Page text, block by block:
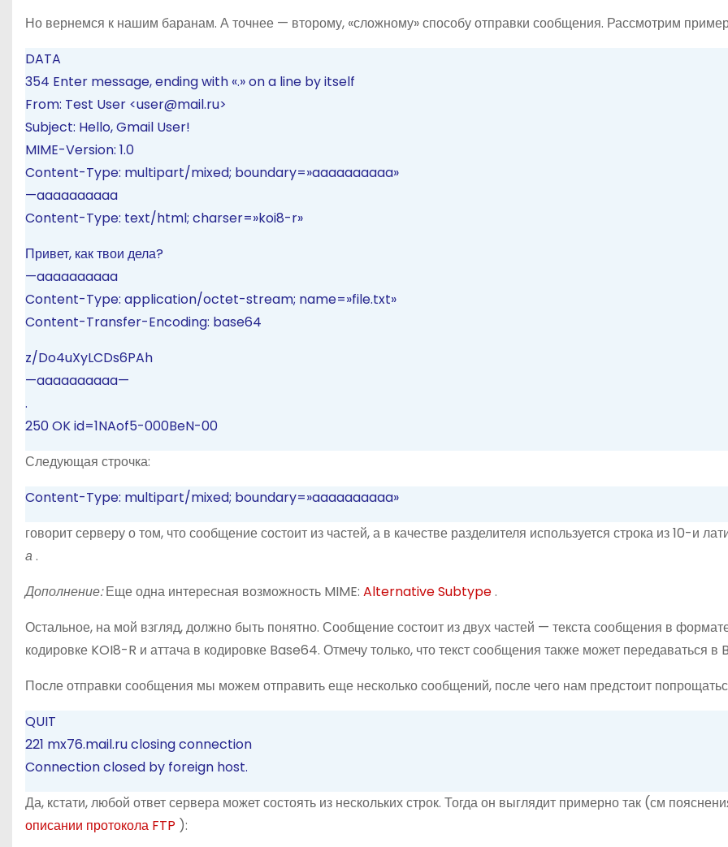
Но вернемся к нашим баранам. А точнее — второму, «сложному» способу отправки сообщения. Рассмотрим
DATA
354 Enter message, ending with «.» on a line by itself
From: Test User <user@mail.ru>
Subject: Hello, Gmail User!
MIME-Version: 1.0
Content-Type: multipart/mixed; boundary=»aaaaaaaaaa»
—aaaaaaaaaa
Content-Type: text/html; charser=»koi8-r»
Привет, как твои дела?
—aaaaaaaaaa
Content-Type: application/octet-stream; name=»file.txt»
Content-Transfer-Encoding: base64
z/Do4uXyLCDs6PAh
—aaaaaaaaaa—
.
250 OK id=1NAof5-000BeN-00
Следующая строчка:
Content-Type: multipart/mixed; boundary=»aaaaaaaaaa»
говорит серверу о том, что сообщение состоит из частей, а в качестве разделителя используется строка из 10-и
а.
Дополнение:Еще одна интересная возможность MIME: Alternative Subtype.
Остальное, на мой взгляд, должно быть понятно. Сообщение состоит из двух частей — текста сообщения в
кодировке KOI8-R и аттача в кодировке Base64. Отмечу только, что текст сообщения также может передаваться в
После отправки сообщения мы можем отправить еще несколько сообщений, после чего нам предстоит
QUIT
221 mx76.mail.ru closing connection
Connection closed by foreign host.
Да, кстати, любой ответ сервера может состоять из нескольких строк. Тогда он выглядит примерно так (см
описании протокола FTP ):